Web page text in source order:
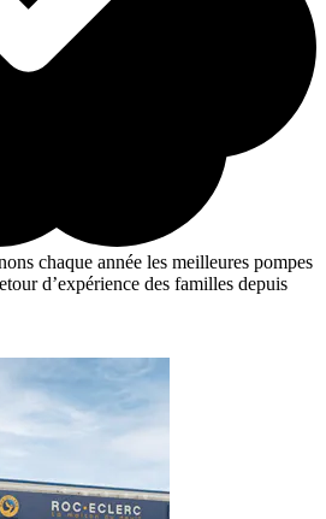
chaque année les meilleures pompes
d’expérience des familles depuis